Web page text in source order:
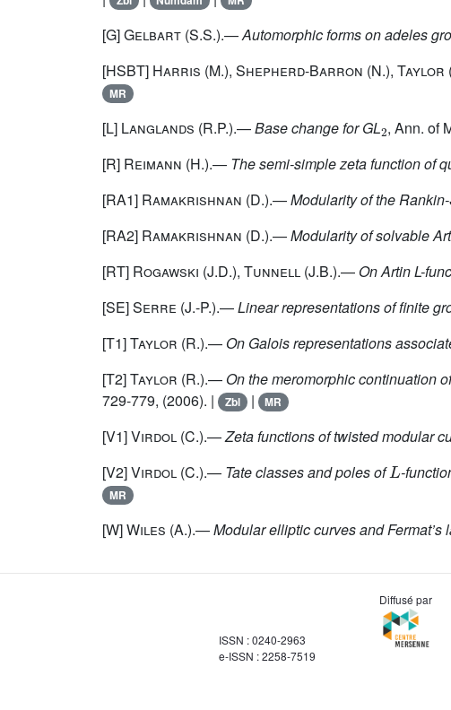
[G]Gelbart (S.S.).—Automorphic forms on adeles
[HSBT] Harris (M.), Shepherd-Barron (N.), Taylor
MR
[L] Langlands (R.P.).—Base change for GL , Ann. of
[R] Reimann (H.).— The semi-simple zeta function of
[RA1] Ramakrishnan (D.).—Modularity of the
[RA2] Ramakrishnan (D.).—Modularity of solvable
[RT] Rogawski (J.D.), Tunnell (J.B.).— On Artin L-
[SE]Serre (J.-P.).—Linear representations of finite
[T1]Taylor (R.).— On Galois representations
[T2]Taylor (R.).— On the meromorphic continuation
729-779, (2006). |
Zbl | MR
[V1]Virdol (C.).—Zeta functions of twisted modular
[V2]Virdol (C.).— Tate classes and poles of
L
-
MR
[W]Wiles (A.).—Modular elliptic curves and Fermat’s
ISSN : 0240-2963
e-ISSN : 2258-7519
Diffusé par